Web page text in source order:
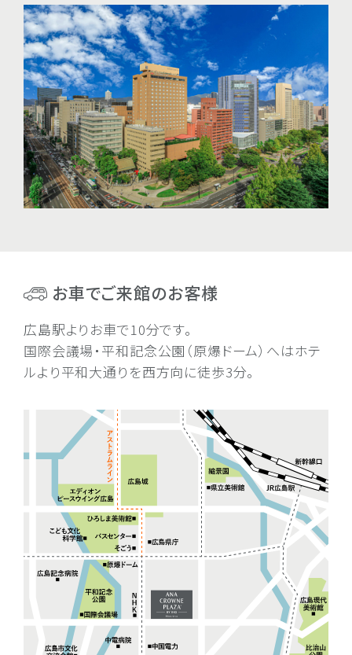
お車でご来館のお客様
広島駅よりお車で10分です。
国際会議場・平和記念公園（原爆ドーム）へはホテ
ルより平和大通りを西方向に徒歩3分。